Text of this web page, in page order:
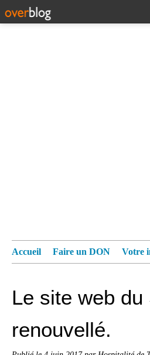
Accueil Faire un DON Votre
Le site web
renouvellé.